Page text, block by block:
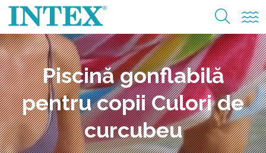
Piscină gonflabilă
pentru copii Culori de
curcubeu